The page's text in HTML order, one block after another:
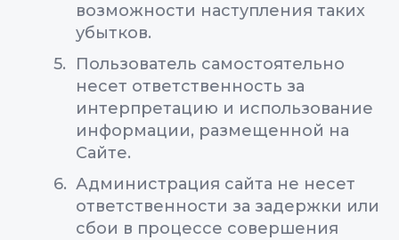
возможности наступления таких
убытков.
Пользователь самостоятельно
несет ответственность за
интерпретацию и использование
информации, размещенной на
Сайте.
Администрация сайта не несет
ответственности за задержки или
сбои в процессе совершения